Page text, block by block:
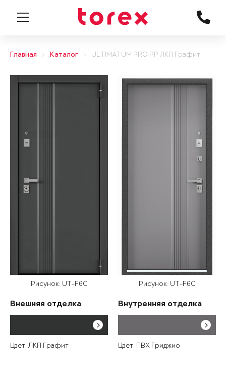
Главная Каталог ULTIMATUM PRO PP ЛКП Графит
Рисунок: UT-F6C
Внешняя отделка
Цвет: ЛКП Графит
Рисунок: UT-F6C
Внутренняя отделка
Цвет: ПВХ Гриджио